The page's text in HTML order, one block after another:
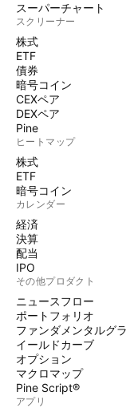
スーパーチャート
スクリーナー
株式
ETF
債券
暗号コイン
CEXペア
DEXペア
Pine
ヒートマップ
株式
ETF
暗号コイン
カレンダー
経済
決算
配当
IPO
その他プロダクト
ニュースフロー
ポートフォリオ
ファンダメンタルグ
イールドカーブ
オプション
マクロマップ
Pine Script®
アプリ